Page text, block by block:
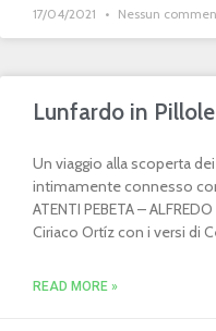
17/04/2021 Nessun
Lunfardo in
Un viaggio alla scoperta
intimamente connesso
ATENTI PEBETA –
Ciriaco Ortíz con i versi di
READ MORE »